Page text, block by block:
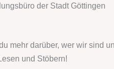
der Stadt Göttingen
mehr darüber, wer wir sind
und Stöbern!